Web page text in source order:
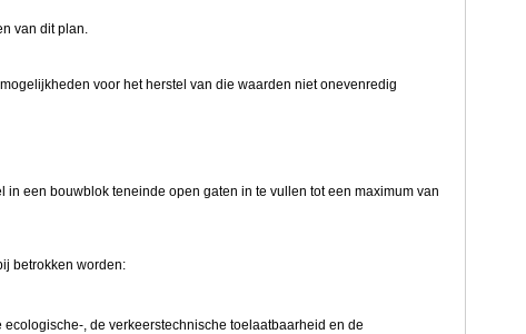
van dit plan.
voor het herstel van die waarden niet onevenredig
een bouwblok teneinde open gaten in te vullen tot een maximum van
betrokken worden:
, de verkeerstechnische toelaatbaarheid en de